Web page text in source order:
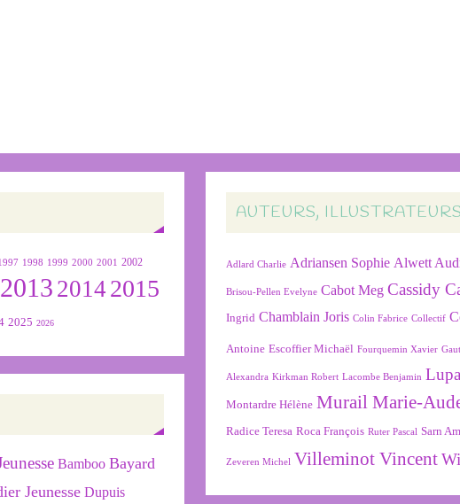
1998 1999 2000 2001 2002
2013 2014 2015
2025 2026
Bamboo Bayard
Jeunesse Dupuis
AUTEURS,
Adlard Charlie Adriansen Sophie Alwett
Brisou-Pellen Evelyne Cabot Meg Cassidy
Ingrid Chamblain Joris Colin Fabrice Collectif
Antoine Escoffier Michaël Fourquemin Xavier
Alexandra Kirkman Robert Lacombe Benjamin
Montardre Hélène Murail Marie-
Radice Teresa Roca François Ruter Pascal Sarn
Zeveren Michel Villeminot Vincent